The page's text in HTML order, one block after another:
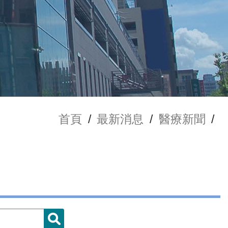
首頁 / 最新消息 / 醫療新聞 /